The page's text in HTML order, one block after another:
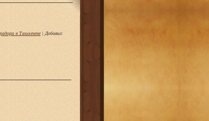
в Ташкенте| Добавил: